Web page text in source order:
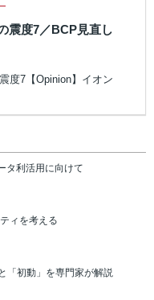
震度7／BCP見直し
度7【Opinion】イオン
タ利活用に向けて
ィを考える
「初動」を専門家が解説